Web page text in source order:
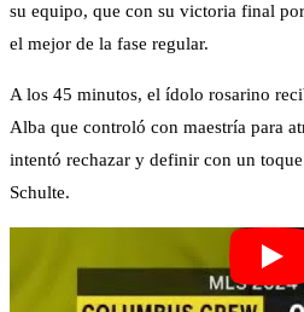
su equipo, que con su victoria final
el mejor de la fase regular.
A los 45 minutos, el ídolo rosarino
Alba que controló con maestría para
intentó rechazar y definir con un
Schulte.